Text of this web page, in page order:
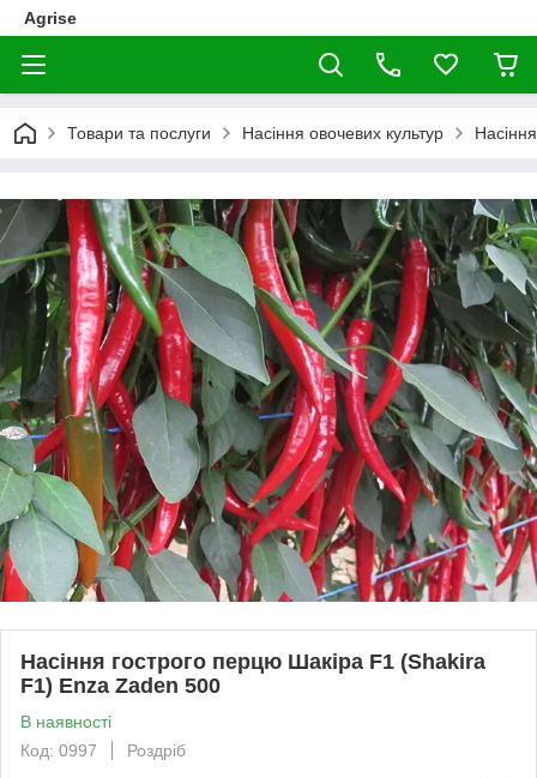
Agrise
Товари та послуги Насіння овочевих культур
Насіння гострого перцю Шакіра F1 (Shakira
F1) Enza Zaden 500
В наявності
Код: 0997
Роздріб